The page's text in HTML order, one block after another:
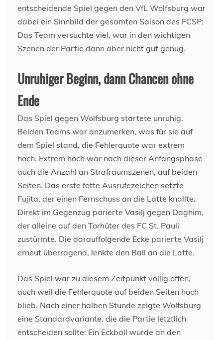
entscheidende Spiel gegen den VfL Wolfsburg war
dabei ein Sinnbild der gesamten Saison des FCSP:
Das Team versuchte viel, war in den wichtigen
Szenen der Partie dann aber nicht gut genug.
Unruhiger Beginn, dann Chancen ohne
Ende
Das Spiel gegen Wolfsburg startete unruhig.
Beiden Teams war anzumerken, was für sie auf
dem Spiel stand, die Fehlerquote war extrem
hoch. Extrem hoch war nach dieser Anfangsphase
auch die Anzahl an Strafraumszenen, auf beiden
Seiten. Das erste fette Ausrufezeichen setzte
Fujita, der einen Fernschuss an die Latte knallte.
Direkt im Gegenzug parierte Vasilj gegen Daghim,
der alleine auf den Torhüter des FC St. Pauli
zustürmte. Die darauffolgende Ecke parierte Vasilj
erneut überragend, lenkte den Ball an die Latte.
Das Spiel war zu diesem Zeitpunkt völlig offen,
auch weil die Fehlerquote auf beiden Seiten hoch
blieb. Nach einer halben Stunde zeigte Wolfsburg
eine Standardvariante, die die Partie letztlich
entscheiden sollte: Ein Eckball wurde an den